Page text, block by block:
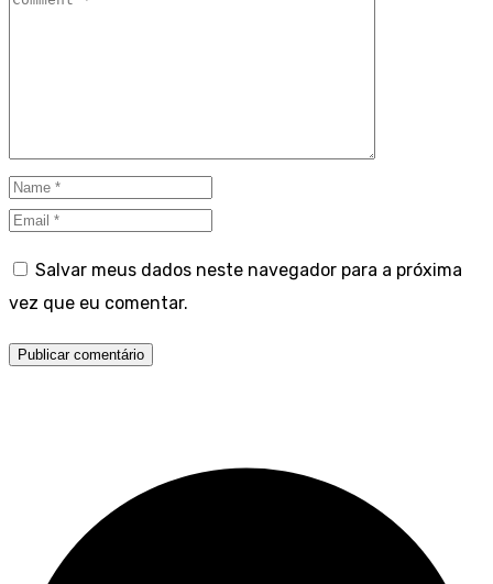
Salvar meus dados neste navegador para a próxima
vez que eu comentar.